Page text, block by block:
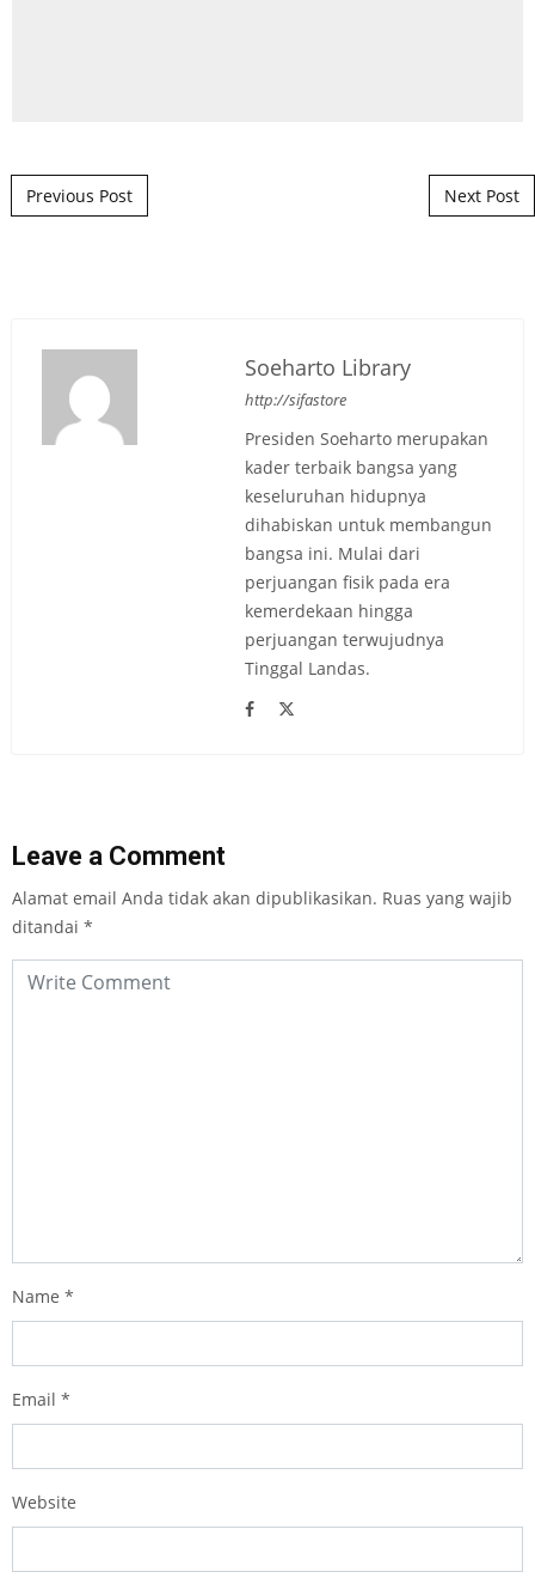
Post navigation
Previous Post Next Post
Soeharto Library
http://sifastore
Presiden Soeharto merupakan
kader terbaik bangsa yang
keseluruhan hidupnya
dihabiskan untuk membangun
bangsa ini. Mulai dari
perjuangan fisik pada era
kemerdekaan hingga
perjuangan terwujudnya
Tinggal Landas.
Leave a Comment
Alamat email Anda tidak akan dipublikasikan. Ruas yang wajib
ditandai *
Name *
Email *
Website